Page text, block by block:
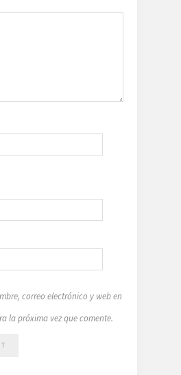
correo electrónico y web en
la próxima vez que comente.